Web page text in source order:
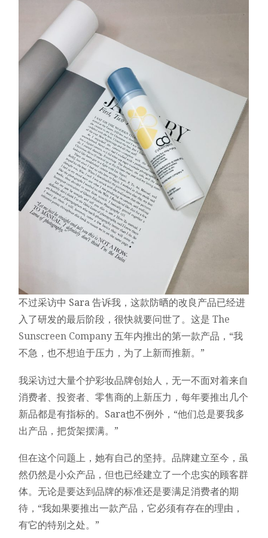
不过采访中 Sara 告诉我，这款防晒的改良产品已经进
入了研发的最后阶段，很快就要问世了。这是The
Sunscreen Company 五年内推出的第一款产品，“我
不急，也不想迫于压力，为了上新而推新。”
我采访过大量个护彩妆品牌创始人，无一不面对着来自
消费者、投资者、零售商的上新压力，每年要推出几个
新品都是有指标的。Sara也不例外，“他们总是要我多
出产品，把货架摆满。”
但在这个问题上，她有自己的坚持。品牌建立至今，虽
然仍然是小众产品，但也已经建立了一个忠实的顾客群
体。无论是要达到品牌的标准还是要满足消费者的期
待，“我如果要推出一款产品，它必须有存在的理由，
有它的特别之处。”